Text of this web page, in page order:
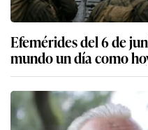
Efemérides del 6 de
mundo un día como